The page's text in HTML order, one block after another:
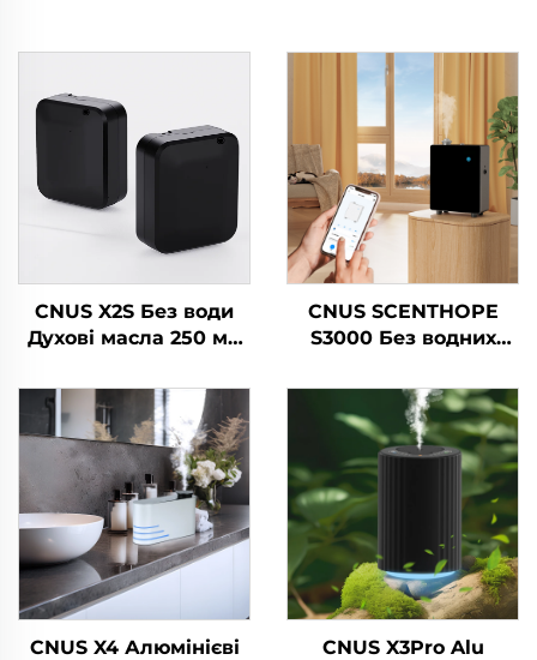
CNUS X2S Без води
Духові масла 250 мл
дифузер Машина
Домашня свіжильник
повітря Ароматичний
дифузер
CNUS SCENTHOPE
S3000 Без водних
повітряних
диспенсерів
Акрильний
автоматичний
дифузер ароматики
Дифузійна система
Ароматична машина
CNUS X4 Алюмінієві
CNUS X3Pro Alu